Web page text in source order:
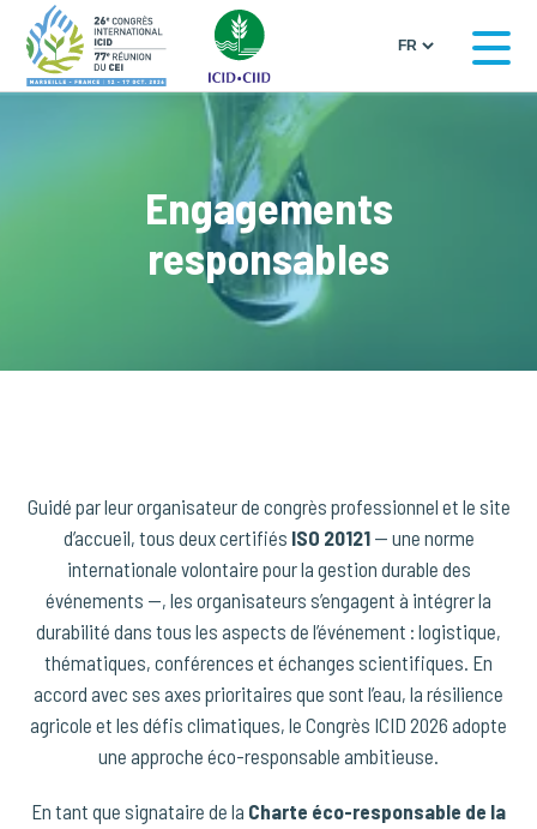
Engagements
responsables
Guidé par leur organisateur de congrès professionnel et le site
d’accueil, tous deux certifiés ISO 20121— une norme
internationale volontaire pour la gestion durable des
événements —, les organisateurs s’engagent à intégrer la
durabilité dans tous les aspects de l’événement : logistique,
thématiques, conférences et échanges scientifiques. En
accord avec ses axes prioritaires que sont l’eau, la résilience
agricole et les défis climatiques, le Congrès ICID 2026 adopte
une approche éco-responsable ambitieuse.
En tant que signataire de la Charte éco-responsable de la